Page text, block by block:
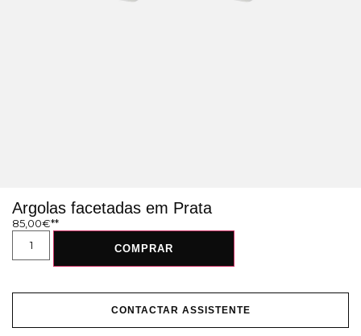
Argolas facetadas em Prata
85,00€
COMPRAR
CONTACTAR ASSISTENTE